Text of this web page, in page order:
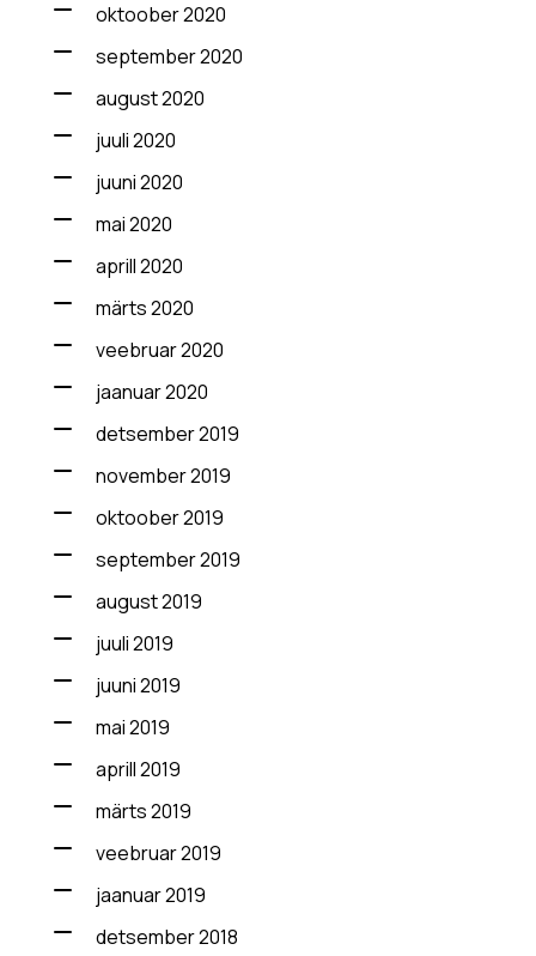
oktoober 2020
september 2020
august 2020
juuli 2020
juuni 2020
mai 2020
aprill 2020
märts 2020
veebruar 2020
jaanuar 2020
detsember 2019
november 2019
oktoober 2019
september 2019
august 2019
juuli 2019
juuni 2019
mai 2019
aprill 2019
märts 2019
veebruar 2019
jaanuar 2019
detsember 2018